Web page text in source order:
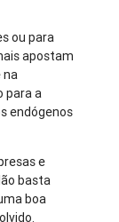
ou para
apostam
na
para a
endógenos
e
basta
boa